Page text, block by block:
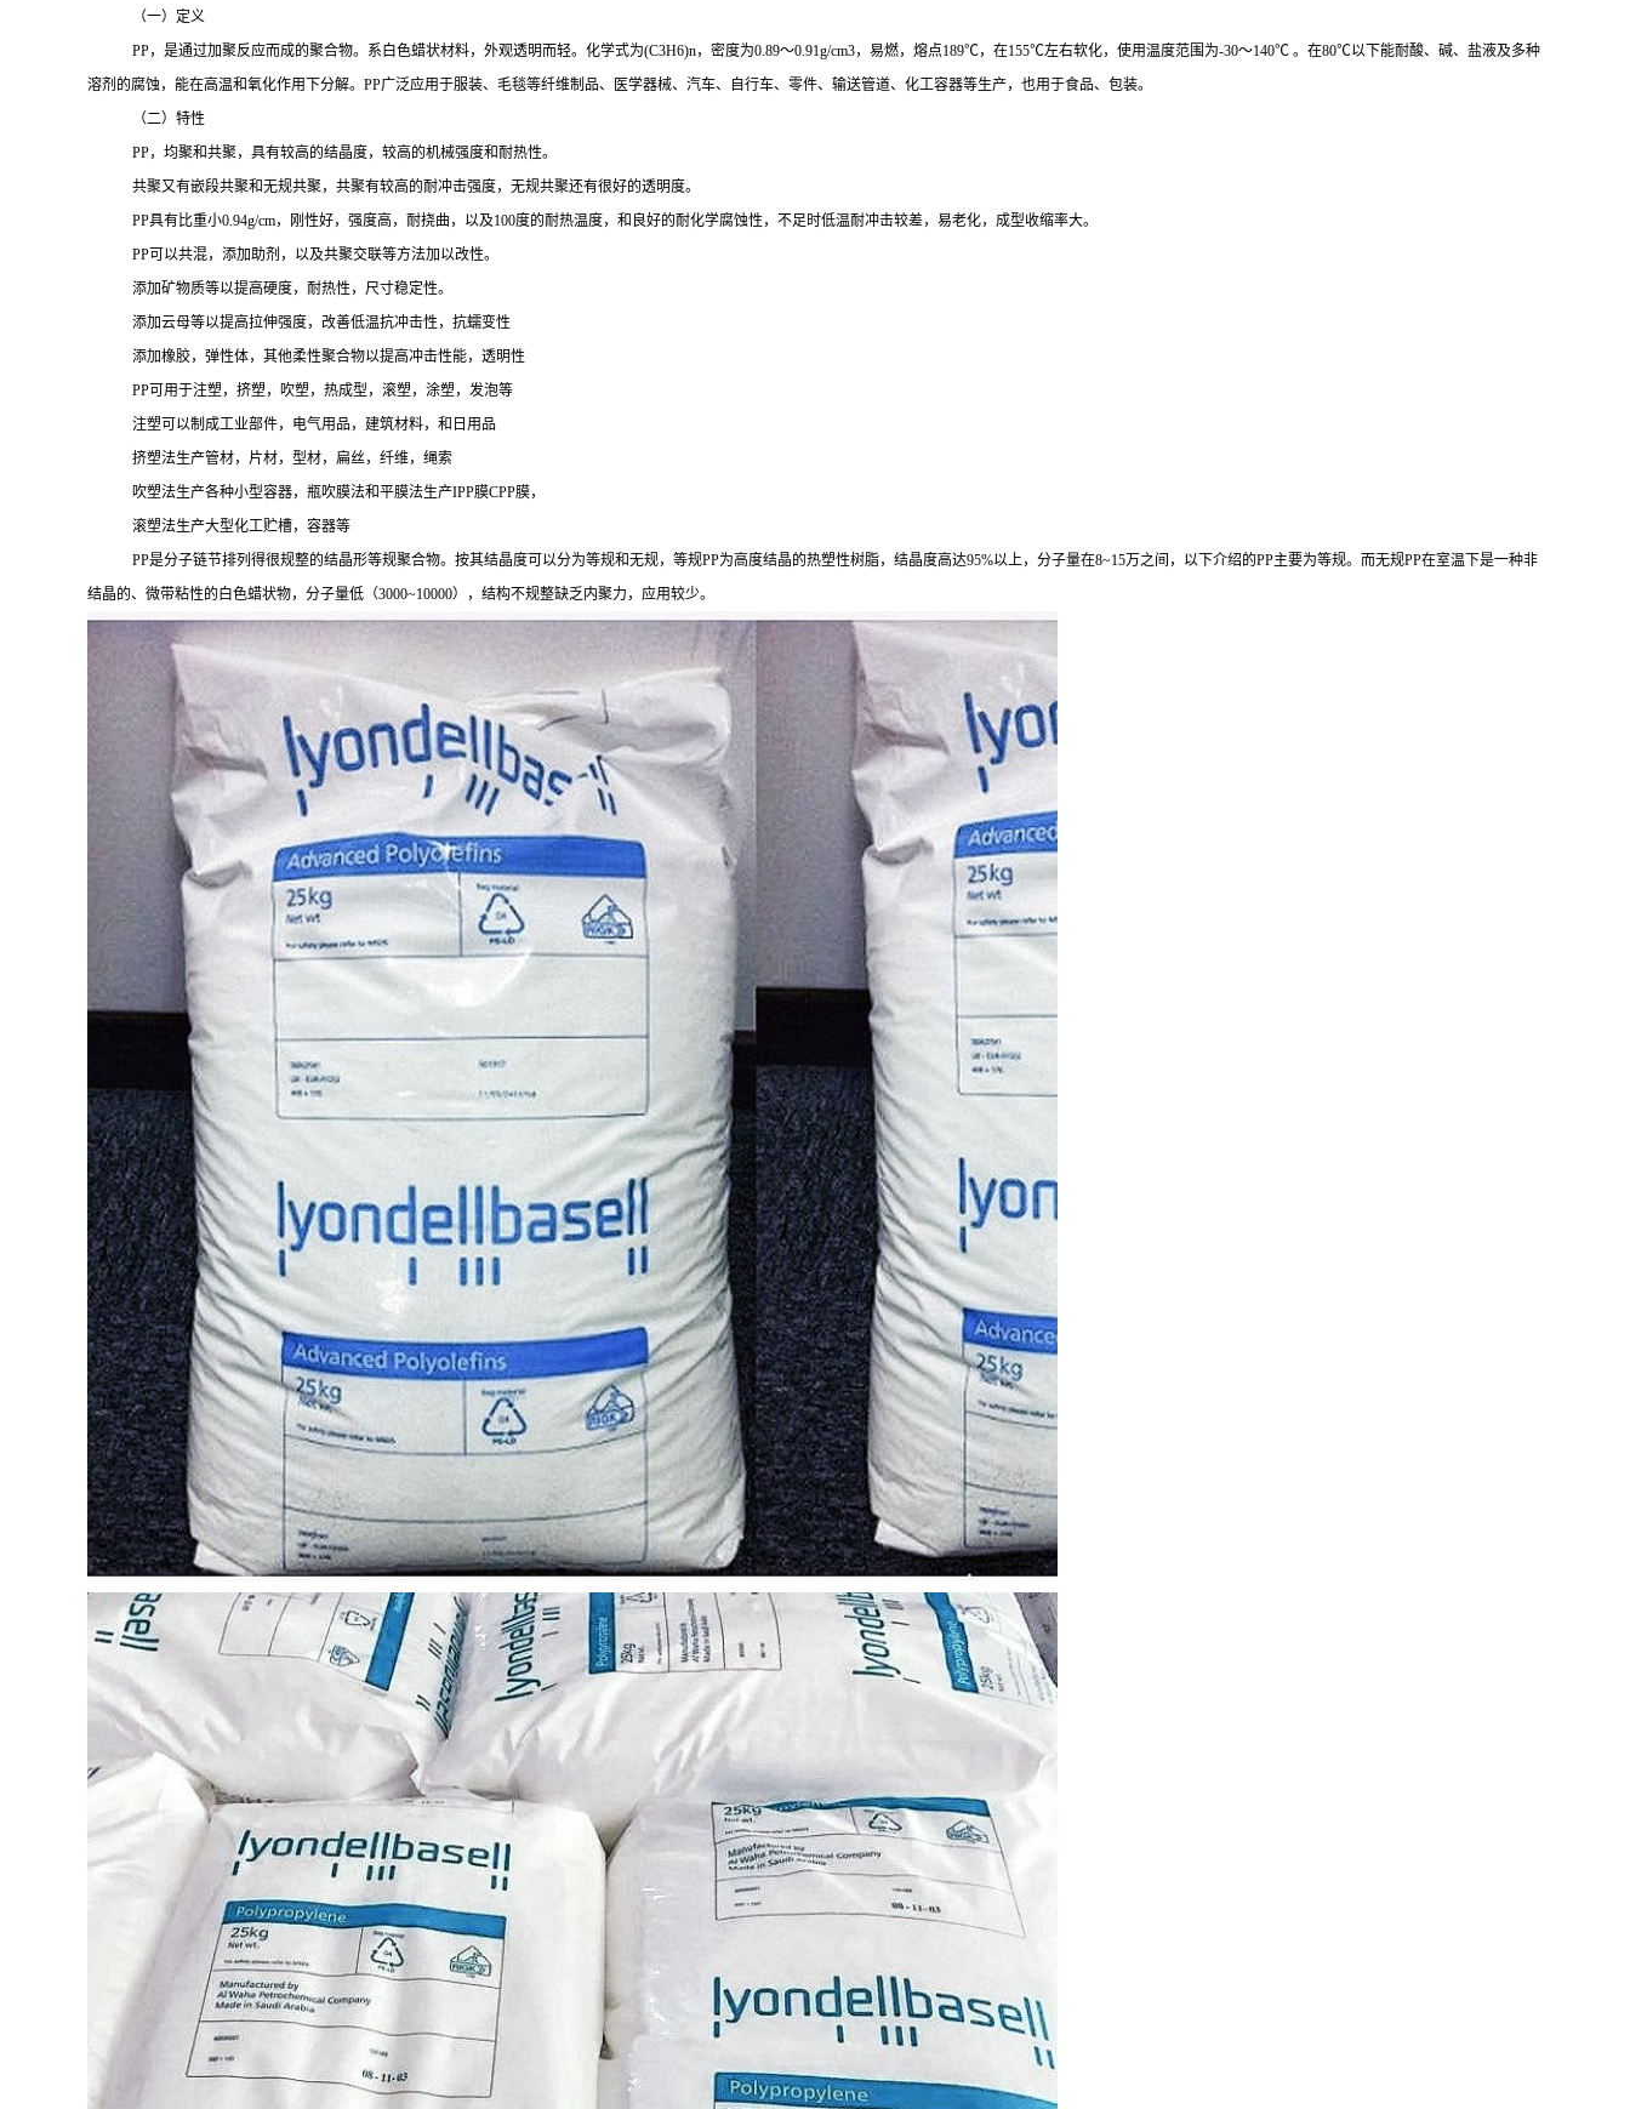
（一）定义
PP，是通过加聚反应而成的聚合物。系白色蜡状材料，外观透明而轻。化学式为(C3H6)n，密度为0.89～0.91g/cm3，易燃，熔点189℃，在155℃左右软化，使用温度范围为-30～140℃ 。在80℃以下能耐酸、碱、盐液及多种
溶剂的腐蚀，能在高温和氧化作用下分解。 PP广泛应用于服装、毛毯等纤维制品、医学器械、汽车、自行车、零件、输送管道、化工容器等生产，也用于食品、包装。
（二）特性
PP，均聚和共聚，具有较高的结晶度，较高的机械强度和耐热性。
共聚又有嵌段共聚和无规共聚，共聚有较高的耐冲击强度，无规共聚还有很好的透明度。
PP具有比重小0.94g/cm，刚性好，强度高，耐挠曲，以及100度的耐热温度，和良好的耐化学腐蚀性，不足时低温耐冲击较差，易老化，成型收缩率大。
PP可以共混，添加助剂，以及共聚交联等方法加以改性。
添加矿物质等以提高硬度，耐热性，尺寸稳定性。
添加云母等以提高拉伸强度，改善低温抗冲击性，抗蠕变性
添加橡胶，弹性体，其他柔性聚合物以提高冲击性能，透明性
PP可用于注塑，挤塑，吹塑，热成型，滚塑，涂塑，发泡等
注塑可以制成工业部件，电气用品，建筑材料，和日用品
挤塑法生产管材，片材，型材，扁丝，纤维，绳索
吹塑法生产各种小型容器，瓶吹膜法和平膜法生产IPP膜CPP膜，
滚塑法生产大型化工贮槽，容器等
PP是分子链节排列得很规整的结晶形等规聚合物。按其结晶度可以分为等规和无规，等规PP为高度结晶的热塑性树脂，结晶度高达95%以上，分子量在8~15万之间，以下介绍的PP主要为等规。而无规PP在室温下是一种非
结晶的、微带粘性的白色蜡状物，分子量低（3000~10000），结构不规整缺乏内聚力，应用较少。